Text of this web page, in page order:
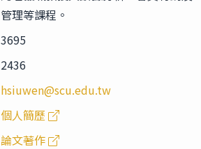
管理等課程。
3695
2436
hsiuwen@scu.edu.tw
個人簡歷
論文著作